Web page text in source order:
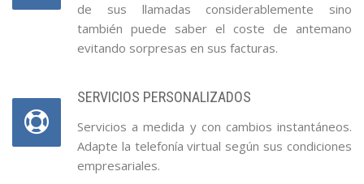
de sus llamadas considerablemente sino
también puede saber el coste de antemano
evitando sorpresas en sus facturas.
SERVICIOS PERSONALIZADOS
Servicios a medida y con cambios instantáneos.
Adapte la telefonía virtual según sus condiciones
empresariales.